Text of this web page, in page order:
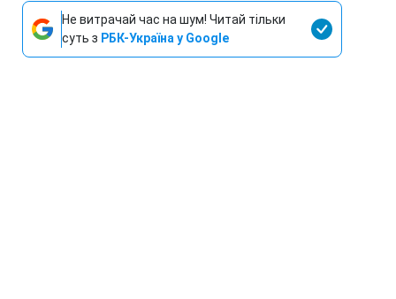
Не витрачай час на шум! Читай тільки
суть з РБК-Україна у Google